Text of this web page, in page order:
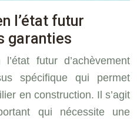
l’état futur
garanties
futur d’achèvement
spécifique qui permet
en construction. Il s’agit
qui nécessite une